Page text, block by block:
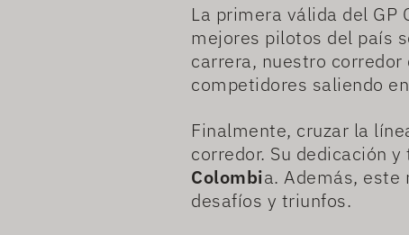
La primera válida del GP
mejores pilotos del país
carrera, nuestro
competidores saliendo
Finalmente, cruzar la
corredor. Su dedicación
Colombia. Además, este
desafíos y triunfos.